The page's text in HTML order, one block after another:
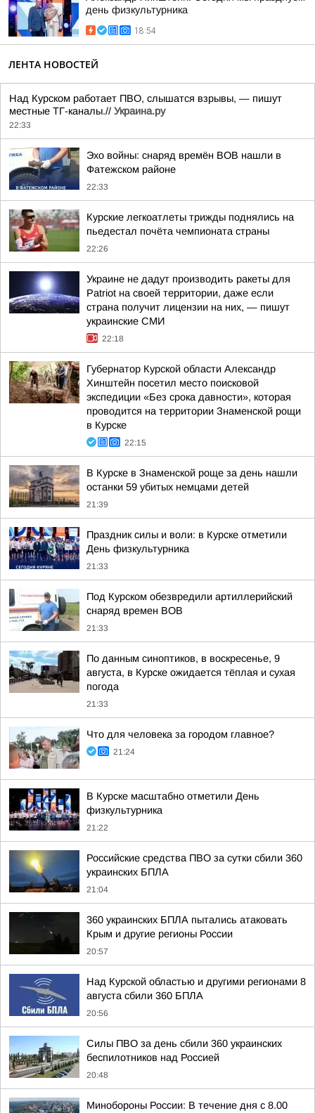
день физкультурника
18:54
ЛЕНТА НОВОСТЕЙ
Над Курском работает ПВО, слышатся взрывы, — пишут
местные ТГ-каналы.// Украина.ру
22:33
Эхо войны: снаряд времён ВОВ нашли в
Фатежском районе
22:33
Курские легкоатлеты трижды поднялись на
пьедестал почёта чемпионата страны
22:26
Украине не дадут производить ракеты для
Patriot на своей территории, даже если
страна получит лицензии на них, — пишут
украинские СМИ
22:18
Губернатор Курской области Александр
Хинштейн посетил место поисковой
экспедиции «Без срока давности», которая
проводится на территории Знаменской рощи
в Курске
22:15
В Курске в Знаменской роще за день нашли
останки 59 убитых немцами детей
21:39
Праздник силы и воли: в Курске отметили
День физкультурника
21:33
Под Курском обезвредили артиллерийский
снаряд времен ВОВ
21:33
По данным синоптиков, в воскресенье, 9
августа, в Курске ожидается тёплая и сухая
погода
21:33
Что для человека за городом главное?
21:24
В Курске масштабно отметили День
физкультурника
21:22
Российские средства ПВО за сутки сбили 360
украинских БПЛА
21:04
360 украинских БПЛА пытались атаковать
Крым и другие регионы России
20:57
Над Курской областью и другими регионами 8
августа сбили 360 БПЛА
20:56
Силы ПВО за день сбили 360 украинских
беспилотников над Россией
20:48
Минобороны России: В течение дня с 8.00